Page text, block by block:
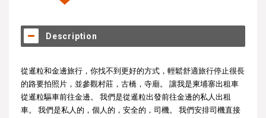
Description
從暹粒和金邊旅行，你找不到更好的方式，輕鬆舒適旅行停止很長
的路要拍照片，並參觀村莊，古橋，寺廟。 讓我是柬埔寨出租車
從暹粒驅車前往金邊。 我們是從暹粒出發前往金邊的私人出租
車。 我們是私人的，個人的，安全的，司機。 我們安排司機直接